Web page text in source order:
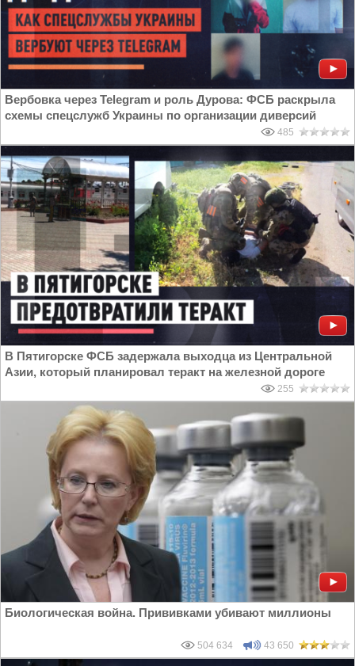
Вербовка через Telegram и роль Дурова: ФСБ раскрыла
схемы спецслужб Украины по организации диверсий
485
В Пятигорске ФСБ задержала выходца из Центральной
Азии, который планировал теракт на железной дороге
255
Биологическая война. Прививками убивают миллионы
504 634 43 650